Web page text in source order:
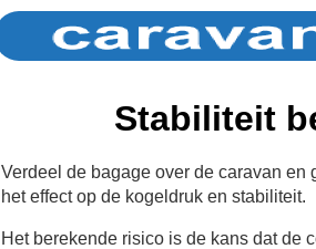
Stabiliteit
Verdeel de bagage over de caravan
het effect op de kogeldruk en stabiliteit.
Het berekende risico is de kans dat de